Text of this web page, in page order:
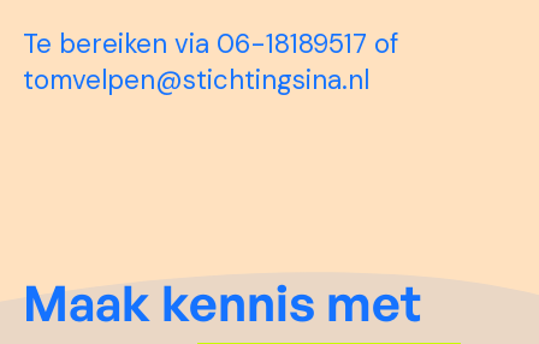
Te bereiken via 06-18189517 of
tomvelpen@stichtingsina.nl
Maak kennis met